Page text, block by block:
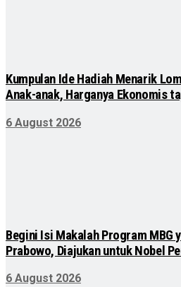
Kumpulan Ide Hadiah Menarik
Anak-anak, Harganya Ekonomis
6 August 2026
Begini Isi Makalah Program MBG
Prabowo, Diajukan untuk Nobel
6 August 2026